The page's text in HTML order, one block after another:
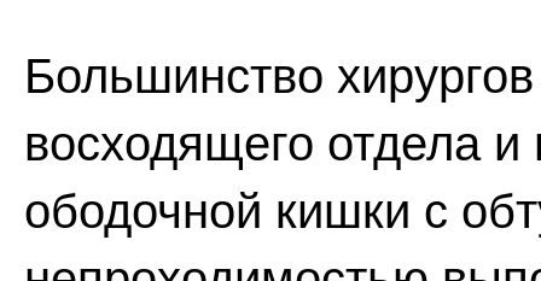
Большинство
восходящего отдела и
ободочной кишки с